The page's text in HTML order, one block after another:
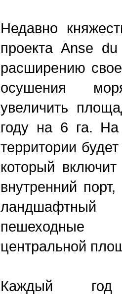
Недавно
проекта Anse
расширению
осушения
увеличить
году на 6 га.
территории
который
внутренний
пешеходные
центральной
Каждый